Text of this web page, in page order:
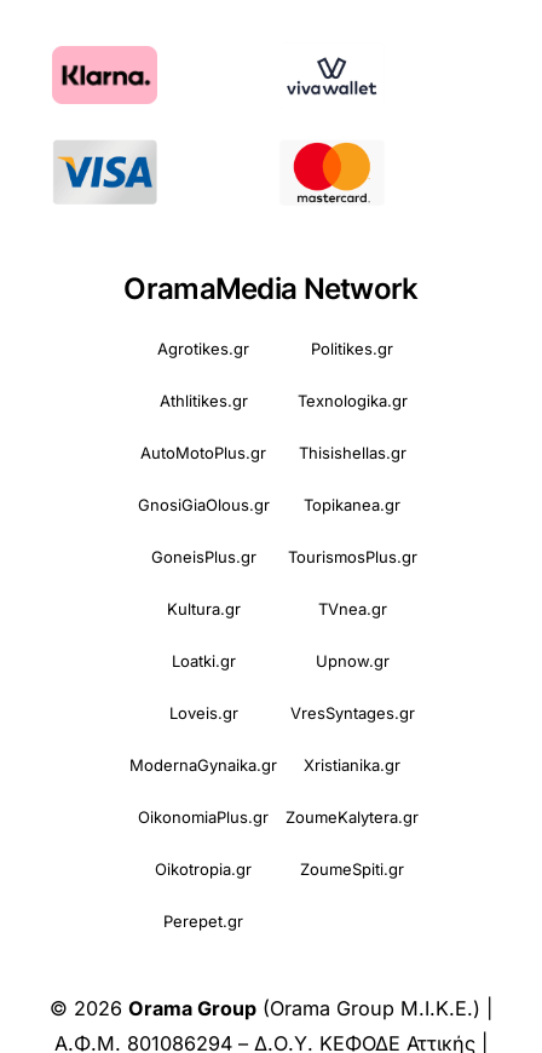
OramaMedia Network
Agrotikes.gr Politikes.gr
Athlitikes.gr Texnologika.gr
AutoMotoPlus.gr Thisishellas.gr
GnosiGiaOlous.gr Topikanea.gr
GoneisPlus.gr TourismosPlus.gr
Kultura.gr TVnea.gr
Loatki.gr Upnow.gr
Loveis.gr VresSyntages.gr
ModernaGynaika.gr Xristianika.gr
OikonomiaPlus.gr ZoumeKalytera.gr
Oikotropia.gr ZoumeSpiti.gr
Perepet.gr
© 2026 Orama Group (Orama Group Μ.Ι.Κ.Ε.) |
Α.Φ.Μ. 801086294 – Δ.Ο.Υ. ΚΕΦΟΔΕ Αττικής |